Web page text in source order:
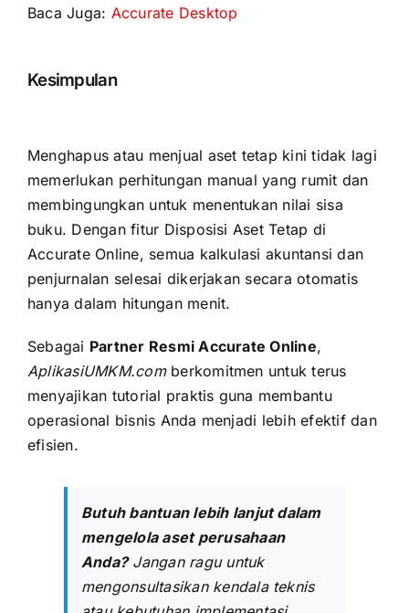
Baca Juga: Accurate Desktop
Kesimpulan
Menghapus atau menjual aset tetap kini tidak lagi
memerlukan perhitungan manual yang rumit dan
membingungkan untuk menentukan nilai sisa
buku. Dengan fitur Disposisi Aset Tetap di
Accurate Online, semua kalkulasi akuntansi dan
penjurnalan selesai dikerjakan secara otomatis
hanya dalam hitungan menit.
Sebagai Partner Resmi Accurate Online,
AplikasiUMKM.comberkomitmen untuk terus
menyajikan tutorial praktis guna membantu
operasional bisnis Anda menjadi lebih efektif dan
efisien.
Butuh bantuan lebih lanjut dalam
mengelola aset perusahaan
Anda?Jangan ragu untuk
mengonsultasikan kendala teknis